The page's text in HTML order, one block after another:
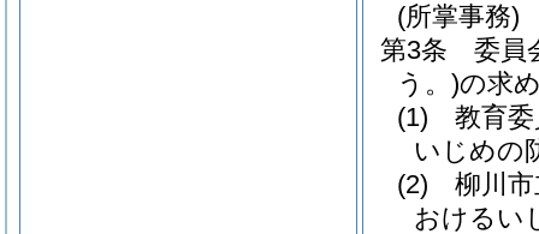
(所掌事務)
第3条
委員
う。)の求
(1)
教育
いじめの
(2)
柳川
おけるい